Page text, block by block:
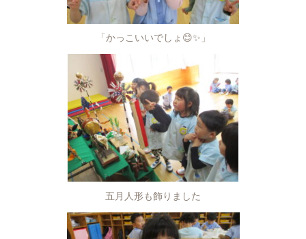
「かっこいいでしょ😊✨」
五月人形も飾りました